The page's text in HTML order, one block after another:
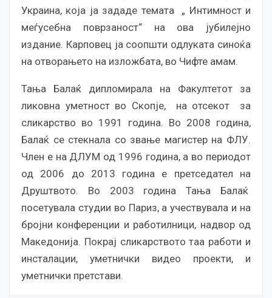
Украина, која ја зададе темата „ Интимност и
меѓусебна поврзаност“ на ова јубилејно
издание. Карповец ја соопшти одлуката синоќа
на отворањето на изложбата, во Чифте амам.
Тања Балаќ дипломирала на Факултетот за
ликовна уметност во Скопје, на отсекот за
сликарство во 1991 година. Во 2008 година,
Балаќ се стекнала со звање магистер на ФЛУ.
Член е на ДЛУМ од 1996 година, а во периодот
од 2006 до 2013 година е претседател на
Друштвото. Во 2003 година Тања Балаќ
посетувала студии во Париз, а учествувала и на
бројни конференции и работилници, надвор од
Македонија. Покрај сликарството таа работи и
инсталации, уметнички видео проекти, и
уметнички претстави.